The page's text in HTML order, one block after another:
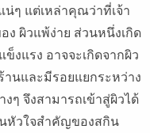
น่ๆ แต่เหล่าคุณว่าที่เจ้า
ง ผิวแพ้ง่าย ส่วนหนึ่งเกิด
ข็งแรง อาจจะเกิดจากผิว
นและมีรอยแยกระหว่าง
งๆ จึงสามารถเข้าสู่ผิวได้
หัวใจสำคัญของสกิน